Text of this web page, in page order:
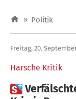
» Politik
Harsche Kritik
Freitag, 20.
